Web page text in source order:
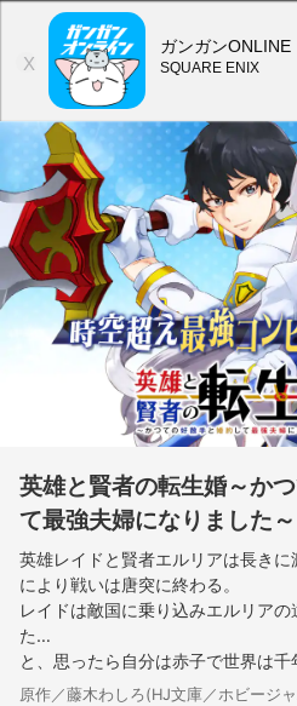
英雄と賢者の転生婚～か
て最強夫婦になりました～
英雄レイドと賢者エルリアは長き
により戦いは唐突に終わる。
レイドは敵国に乗り込みエルリア
た…
と、思ったら自分は赤子で世界は千
原作／藤木わしろ(HJ文庫／ホビー
X
ガンガンONLINE
SQUARE ENIX